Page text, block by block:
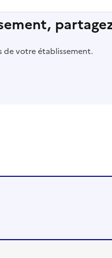
de votre établissement.